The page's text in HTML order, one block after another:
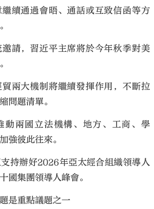
續通過會晤、通話或互致信函等方
請，習近平主席將於今年秋季對美
兩大機制將繼續發揮作用，不斷拉
問題清單。
動兩國立法機構、地方、工商、學
強彼此往來。
持辦好2026年亞太經合組織領導人
國集團領導人峰會。
是重點議題之一